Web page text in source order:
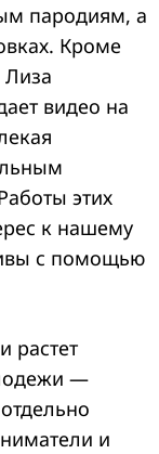
пародиям, а
Кроме
Лиза
видео на
этих
к нашему
с помощью
растет
—
и